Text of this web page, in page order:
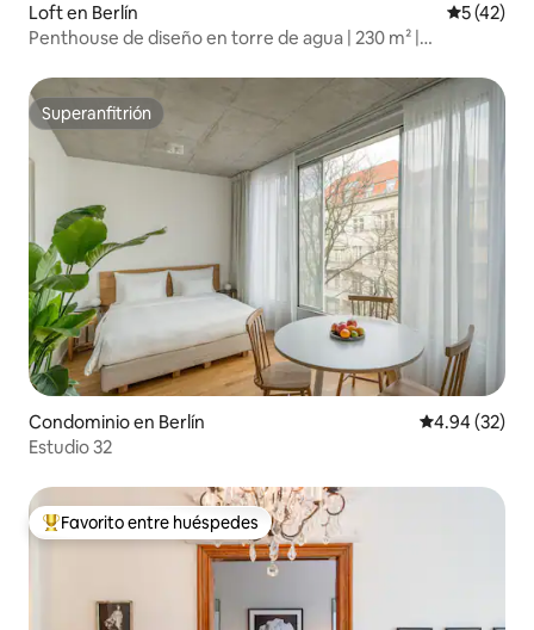
Loft en Berlín
5 (42)
Penthouse de diseño en torre de agua | 230 m² |
Superanfitrión
Superanfitrión
Condominio en Berlín Calificación
4.94 (32)
Estudio 32
De los mejores en Favorito entre huéspedes
Favorito entre huéspedes